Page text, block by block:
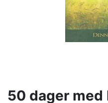
50 dager med